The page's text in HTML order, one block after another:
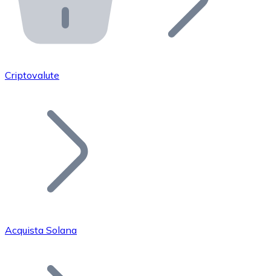
API Bitnovo
Integra la nostra API nel tuo ecosistema.
Unisciti alla nostra rete di rivenditori e
Aggiungi il token del tuo progetto al nostro servizio di
Bitcoin
Criptovalute
Acquista Solana